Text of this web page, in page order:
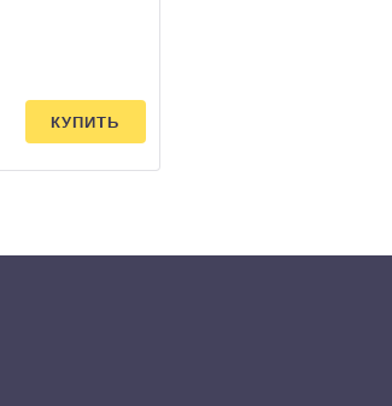
КУПИТЬ